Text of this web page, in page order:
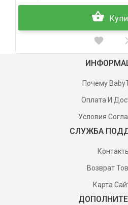
Почему
Оплата И
Условия
СЛУЖБА
Возврат
Карта